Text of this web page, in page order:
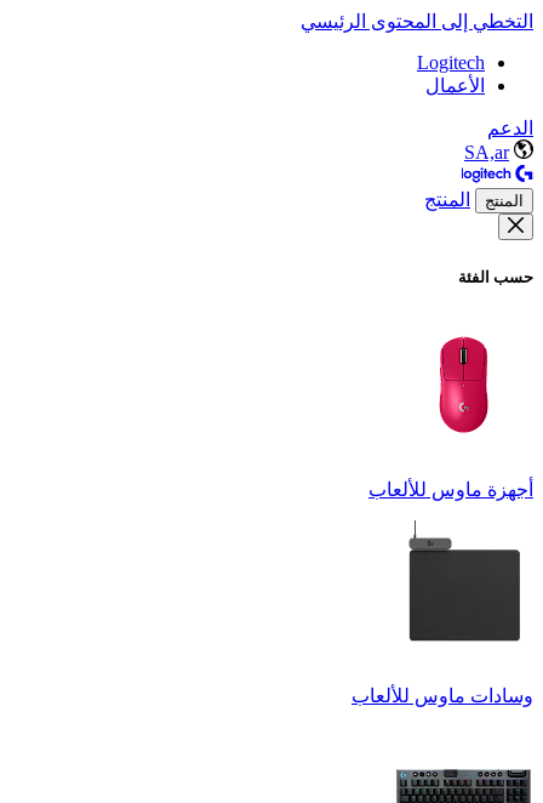
التخطي إلى المحتوى الرئيسي
Logitech
الأعمال
الدعم
SA,ar
المنتج المنتج
حسب الفئة
أجهزة ماوس للألعاب
وسادات ماوس للألعاب